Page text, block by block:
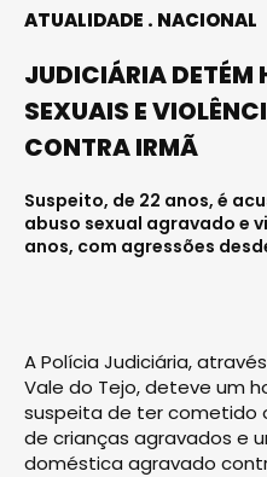
ATUALIDADE NACIONAL
JUDICIÁRIA DETÉM
SEXUAIS E
CONTRA IRMÃ
Suspeito, de 22 anos, é
abuso sexual agravado e
anos, com agressões
A Polícia Judiciária,
Vale do Tejo, deteve um
suspeita de ter cometido
de crianças agravados e
doméstica agravado